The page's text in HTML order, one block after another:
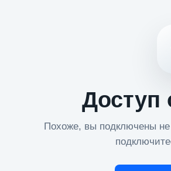
Доступ
Похоже, вы подключены